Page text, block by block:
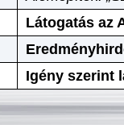
Látogatás az
Igény szerint